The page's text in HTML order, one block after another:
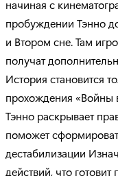
начиная с
пробуждении Тэнно
и Втором сне. Там
получат
История становится
прохождения «Войны
Тэнно раскрывает
поможет
дестабилизации
действий, что